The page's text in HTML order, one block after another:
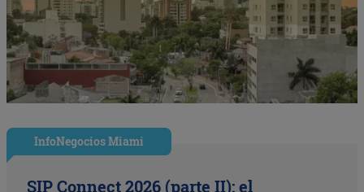
InfoNegocios Miami
SIP Connect 2026 (parte II): el